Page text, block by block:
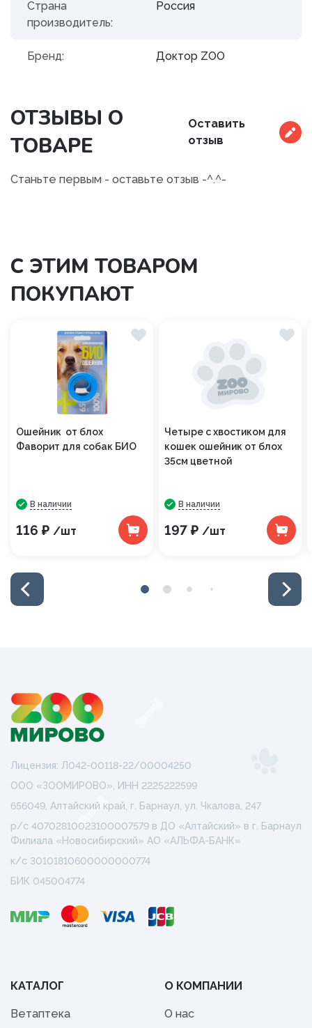
Страна
производитель:
Россия
Бренд: Доктор ZOO
ОТЗЫВЫ О
ТОВАРЕ
Оставить
отзыв
Станьте первым - оставьте отзыв -^.^-
С ЭТИМ ТОВАРОМ
ПОКУПАЮТ
Ошейник от блох
Фаворит для собак БИО
В наличии
116 ₽ /шт
Четыре с хвостиком для
кошек ошейник от блох
35см цветной
В наличии
197 ₽ /шт
Лицензия: Л042-00118-22/00004250
ООО «ЗООМИРОВО», ИНН 2225222599
656049, Алтайский край, г. Барнаул, ул. Чкалова, 247
р/с 40702810023100007579 в ДО «Алтайский» в г. Барнаул
Филиала «Новосибирский» АО «АЛЬФА-БАНК»
к/с 30101810600000000774
БИК 045004774
КАТАЛОГ
Ветаптека
О КОМПАНИИ
О нас